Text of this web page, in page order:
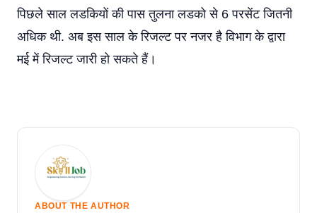
पिछले साल लडकियों की पास तुलना लडको से 6 परसेंट जितनी
अधिक थी. अब इस साल के रिजल्ट पर नजर है विभाग के द्वारा
मई में रिजल्ट जारी हो सकते हैं।
ABOUT THE AUTHOR